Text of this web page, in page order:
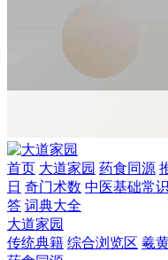
首页 大道家园 药食同源
日 奇门术数 中医基础常识
答 词典大全
大道家园
传统典籍 综合浏览区 羲